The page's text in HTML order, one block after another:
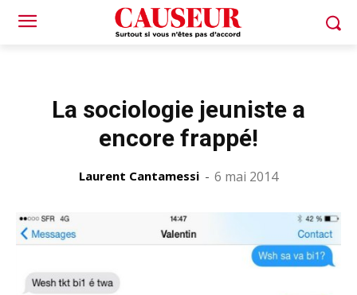
La sociologie jeuniste a
encore frappé!
Laurent Cantamessi - 6 mai 2014